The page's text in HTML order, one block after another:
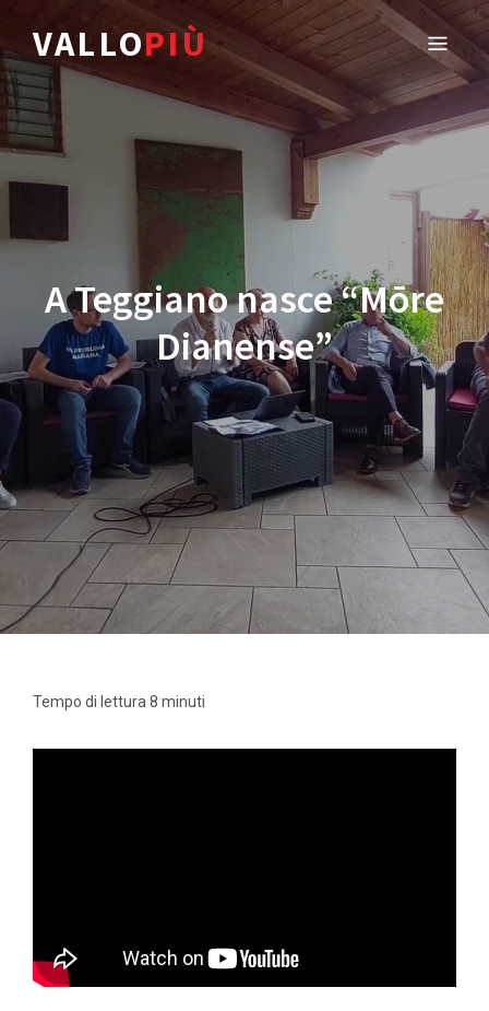
VALLOPIÙ
A Teggiano nasce “Mōre
Dianense”
Tempo di lettura 8 minuti